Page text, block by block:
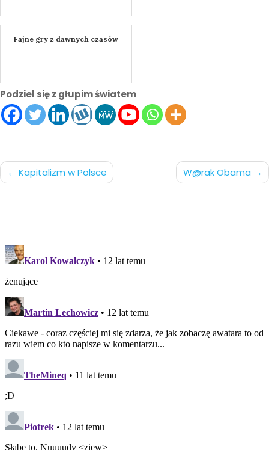
Fajne gry z dawnych czasów
Podziel się z głupim światem
Nawigacja
Kapitalizm w Polsce W@rak Obama